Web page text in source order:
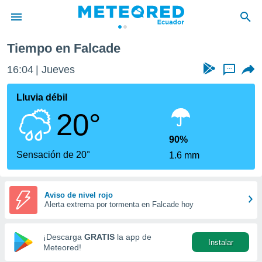
de
ha
para
que se
calidad.
a este
las
y
forma
digital
basada
Tiempo en Falcade
16:04 Jueves ...
Lluvia débil
20°
Sensación de 20°
90%
1.6 mm
Aviso de nivel rojo
Alerta extrema por tormenta en Falcade hoy
¡Descarga GRATIS la app de
Meteored!
Instalar